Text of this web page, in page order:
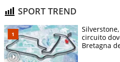
SPORT TREND
circuito
Bretagna